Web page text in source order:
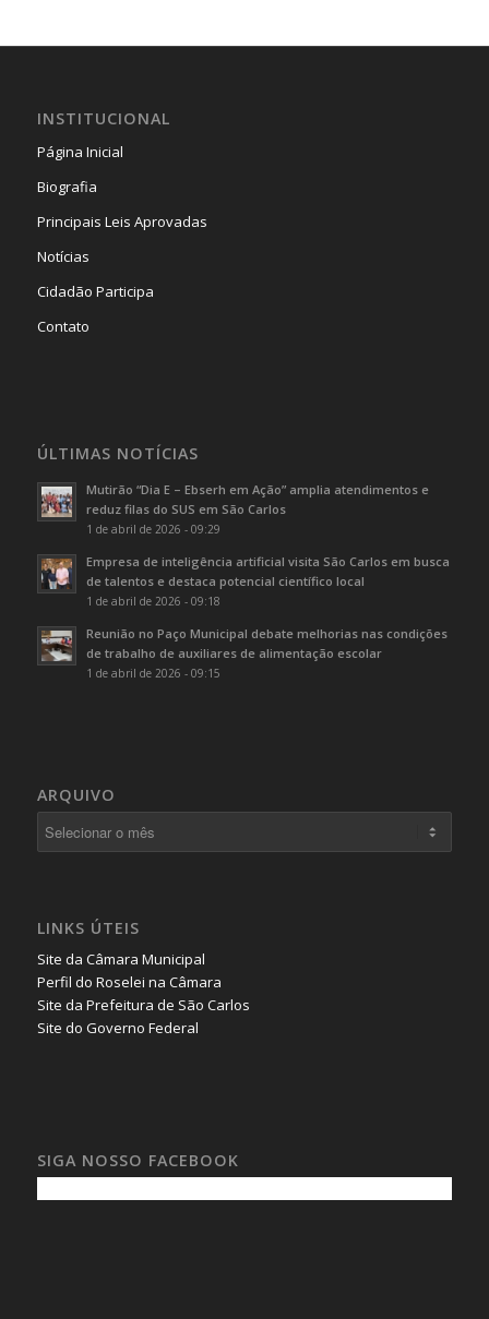
INSTITUCIONAL
Página Inicial
Biografia
Principais Leis Aprovadas
Notícias
Cidadão Participa
Contato
ÚLTIMAS NOTÍCIAS
Mutirão “Dia E – Ebserh em Ação” amplia atendimentos e
reduz filas do SUS em São Carlos
1 de abril de 2026 - 09:29
Empresa de inteligência artificial visita São Carlos em busca
de talentos e destaca potencial científico local
1 de abril de 2026 - 09:18
Reunião no Paço Municipal debate melhorias nas condições
de trabalho de auxiliares de alimentação escolar
1 de abril de 2026 - 09:15
ARQUIVO
LINKS ÚTEIS
Site da Câmara Municipal
Perfil do Roselei na Câmara
Site da Prefeitura de São Carlos
Site do Governo Federal
SIGA NOSSO FACEBOOK